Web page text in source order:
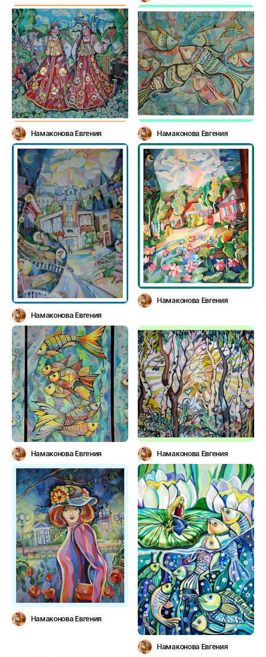
Намаконова Евгения Намаконова Евгения
Намаконова Евгения
Намаконова Евгения
Намаконова Евгения Намаконова Евгения
Намаконова Евгения
Намаконова Евгения